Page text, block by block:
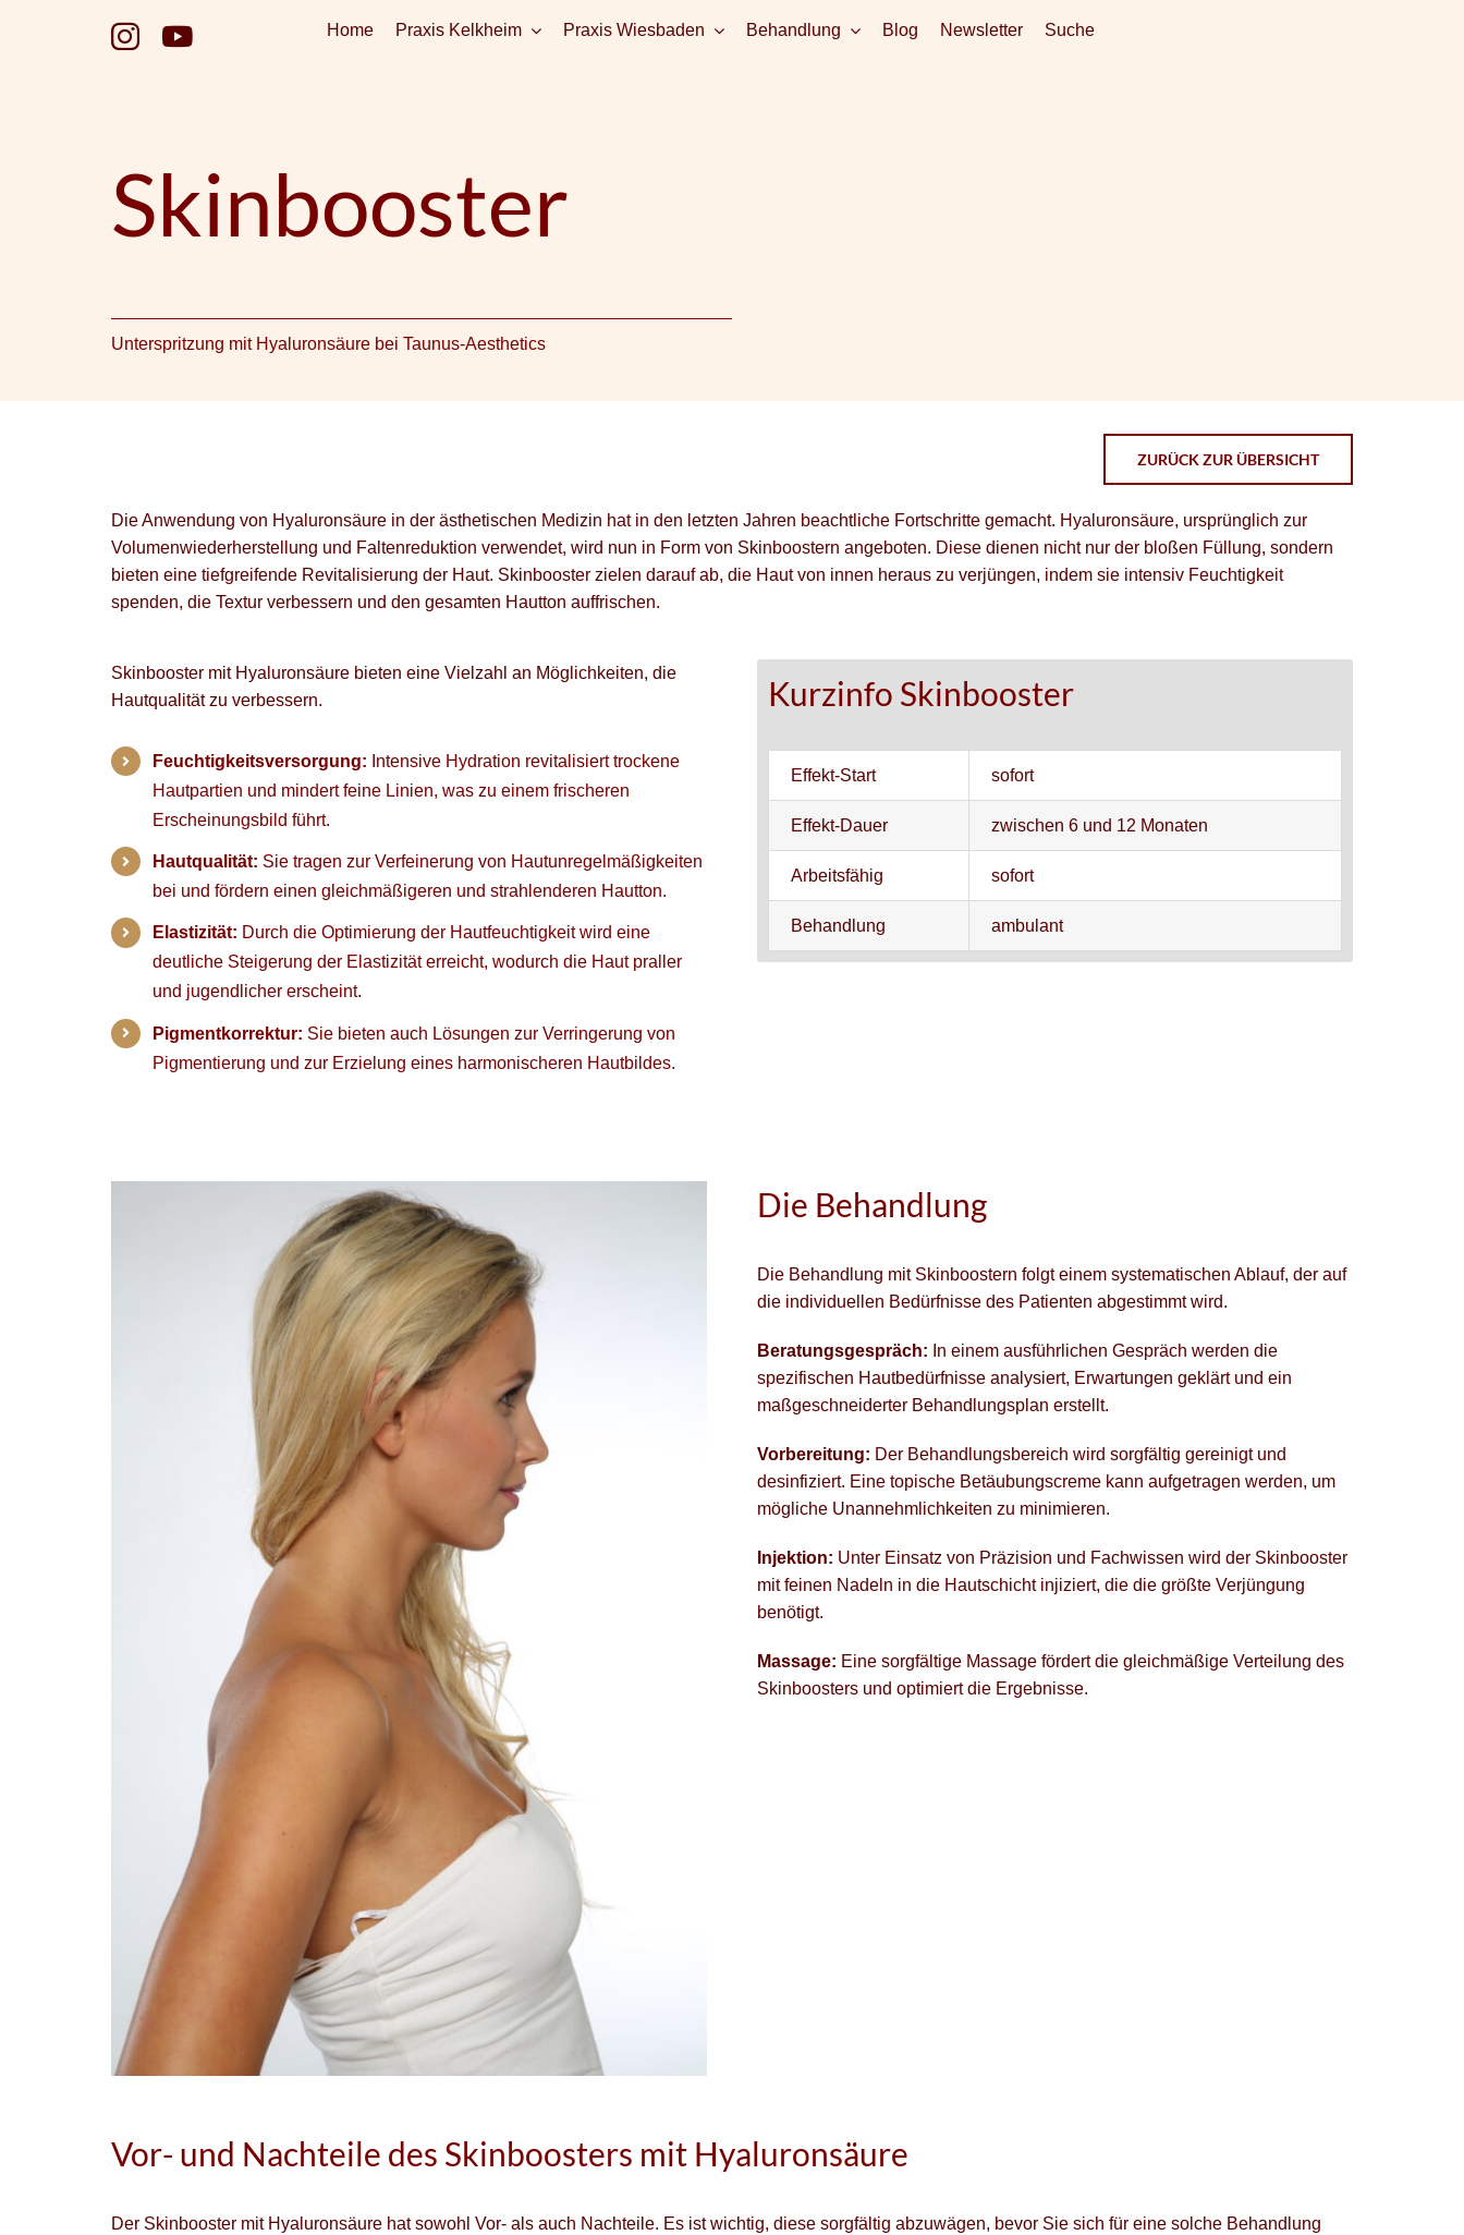
Home Praxis Kelkheim Praxis Wiesbaden Behandlung Blog Newsletter Suche
Skinbooster
Unterspritzung mit Hyaluronsäure bei Taunus-Aesthetics
ZURÜCK ZUR ÜBERSICHT
Die Anwendung von Hyaluronsäure in der ästhetischen Medizin hat in den letzten Jahren beachtliche Fortschritte gemacht. Hyaluronsäure, ursprünglich zur
Volumenwiederherstellung und Faltenreduktion verwendet, wird nun in Form von Skinboostern angeboten. Diese dienen nicht nur der bloßen Füllung, sondern
bieten eine tiefgreifende Revitalisierung der Haut. Skinbooster zielen darauf ab, die Haut von innen heraus zu verjüngen, indem sie intensiv Feuchtigkeit
spenden, die Textur verbessern und den gesamten Hautton auffrischen.
Skinbooster mit Hyaluronsäure bieten eine Vielzahl an Möglichkeiten, die
Hautqualität zu verbessern.
Feuchtigkeitsversorgung: Intensive Hydration revitalisiert trockene
Hautpartien und mindert feine Linien, was zu einem frischeren
Erscheinungsbild führt.
Hautqualität: Sie tragen zur Verfeinerung von Hautunregelmäßigkeiten
bei und fördern einen gleichmäßigeren und strahlenderen Hautton.
Elastizität: Durch die Optimierung der Hautfeuchtigkeit wird eine
deutliche Steigerung der Elastizität erreicht, wodurch die Haut praller
und jugendlicher erscheint.
Pigmentkorrektur: Sie bieten auch Lösungen zur Verringerung von
Pigmentierung und zur Erzielung eines harmonischeren Hautbildes.
Kurzinfo Skinbooster
Effekt-Start sofort
Effekt-Dauer zwischen 6 und 12 Monaten
Arbeitsfähig sofort
Behandlung ambulant
Die Behandlung
Die Behandlung mit Skinboostern folgt einem systematischen Ablauf, der auf
die individuellen Bedürfnisse des Patienten abgestimmt wird.
Beratungsgespräch: In einem ausführlichen Gespräch werden die
spezifischen Hautbedürfnisse analysiert, Erwartungen geklärt und ein
maßgeschneiderter Behandlungsplan erstellt.
Vorbereitung: Der Behandlungsbereich wird sorgfältig gereinigt und
desinfiziert. Eine topische Betäubungscreme kann aufgetragen werden, um
mögliche Unannehmlichkeiten zu minimieren.
Injektion: Unter Einsatz von Präzision und Fachwissen wird der Skinbooster
mit feinen Nadeln in die Hautschicht injiziert, die die größte Verjüngung
benötigt.
Massage: Eine sorgfältige Massage fördert die gleichmäßige Verteilung des
Skinboosters und optimiert die Ergebnisse.
Vor- und Nachteile des Skinboosters mit Hyaluronsäure
Der Skinbooster mit Hyaluronsäure hat sowohl Vor- als auch Nachteile. Es ist wichtig, diese sorgfältig abzuwägen, bevor Sie sich für eine solche Behandlung